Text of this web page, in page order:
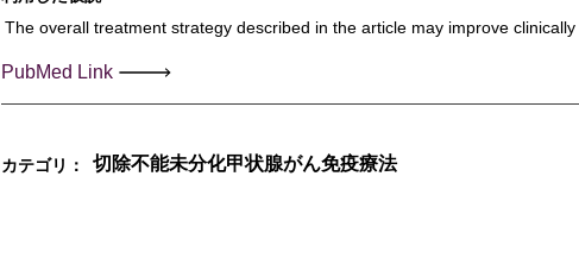
The overall treatment strategy described in the article may improve
PubMed Link
カテゴリ： 切除不能未分化甲状腺がん免疫療法